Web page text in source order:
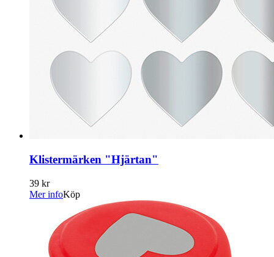
Klistermärken "Hjärtan"
39 kr
Mer infoKöp